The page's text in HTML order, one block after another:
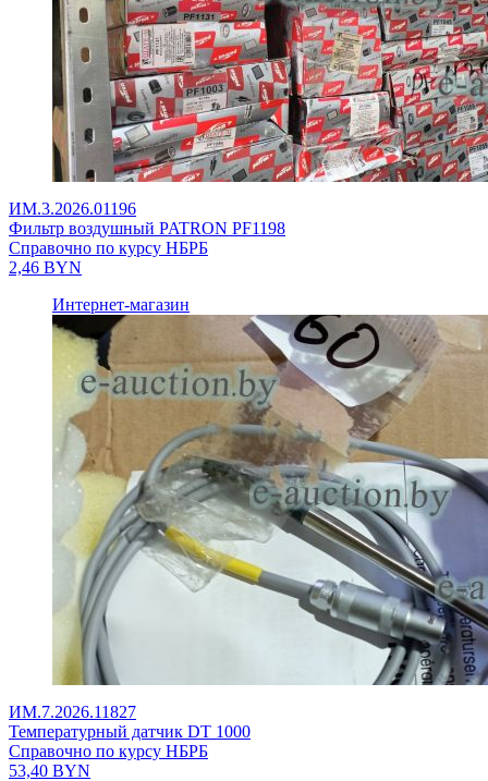
ИМ.3.2026.01196
Фильтр воздушный PATRON PF1198
Справочно по курсу НБРБ
2,46 BYN
Интернет-магазин
ИМ.7.2026.11827
Температурный датчик DT 1000
Справочно по курсу НБРБ
53,40 BYN